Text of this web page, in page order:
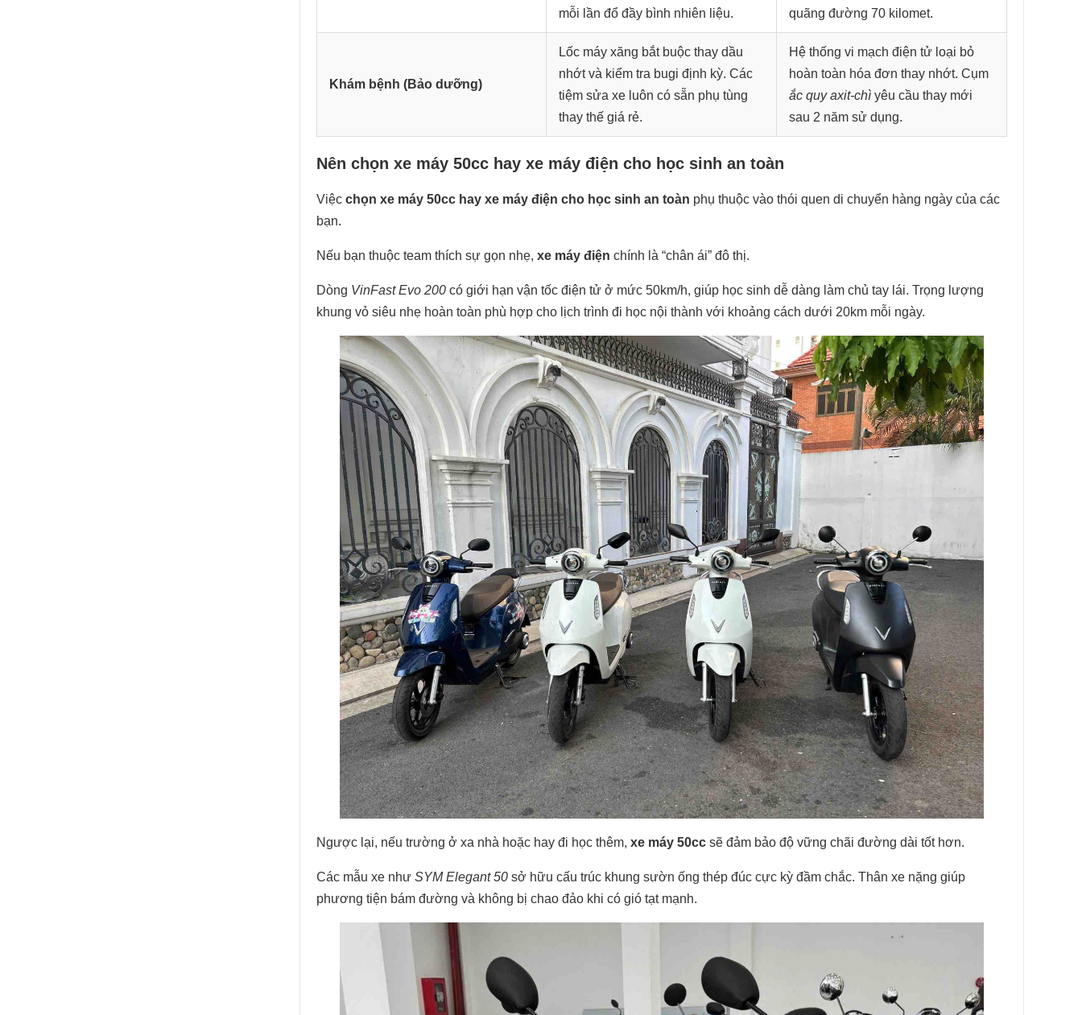
mỗi lần đổ đầy bình nhiên liệu.
quãng đường 70 kilomet.
Khám bệnh (Bảo dưỡng)
Lốc máy xăng bắt buộc thay dầu
nhớt và kiểm tra bugi định kỳ. Các
tiệm sửa xe luôn có sẵn phụ tùng
thay thế giá rẻ.
Hệ thống vi mạch điện tử loại bỏ
hoàn toàn hóa đơn thay nhớt. Cụm
ắc quy axit-chì yêu cầu thay mới
sau 2 năm sử dụng.
Nên chọn xe máy 50cc hay xe máy điện cho học sinh an toàn
Việc chọn xe máy 50cc hay xe máy điện cho học sinh an toàn phụ thuộc vào thói quen di chuyển hàng ngày của các
bạn.
Nếu bạn thuộc team thích sự gọn nhẹ, xe máy điện chính là “chân ái” đô thị.
Dòng VinFast Evo 200 có giới hạn vận tốc điện tử ở mức 50km/h, giúp học sinh dễ dàng làm chủ tay lái. Trọng lượng
khung vỏ siêu nhẹ hoàn toàn phù hợp cho lịch trình đi học nội thành với khoảng cách dưới 20km mỗi ngày.
Ngược lại, nếu trường ở xa nhà hoặc hay đi học thêm, xe máy 50cc sẽ đảm bảo độ vững chãi đường dài tốt hơn.
Các mẫu xe như SYM Elegant 50 sở hữu cấu trúc khung sườn ống thép đúc cực kỳ đầm chắc. Thân xe nặng giúp
phương tiện bám đường và không bị chao đảo khi có gió tạt mạnh.